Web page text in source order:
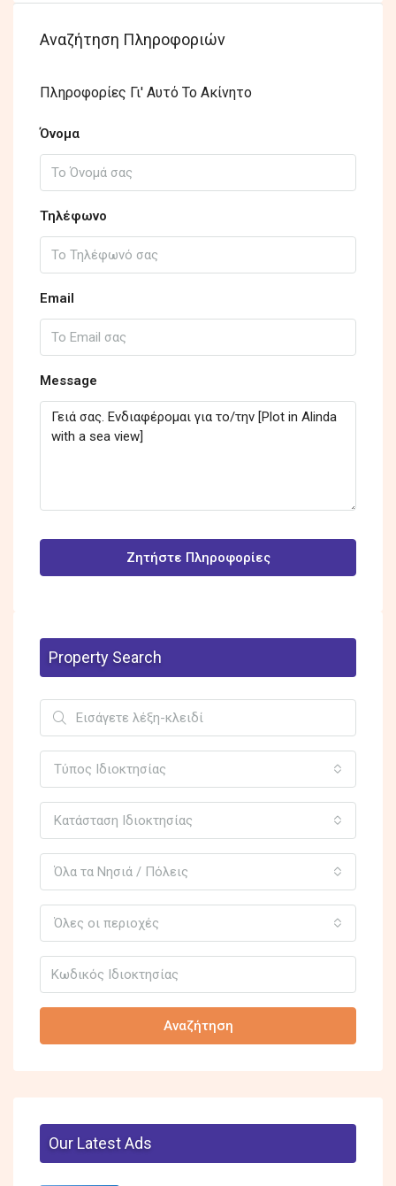
Αναζήτηση Πληροφοριών
Πληροφορίες Γι' Αυτό Το Ακίνητο
Όνομα
Τηλέφωνο
Email
Message
Ζητήστε Πληροφορίες
Property Search
Τύπος Ιδιοκτησίας
Κατάσταση Ιδιοκτησίας
Όλα τα Νησιά / Πόλεις
Όλες οι περιοχές
Αναζήτηση
Our Latest Ads